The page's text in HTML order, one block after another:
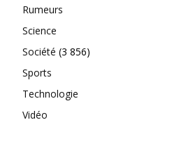
Rumeurs
Science
Société (3 856)
Sports
Technologie
Vidéo